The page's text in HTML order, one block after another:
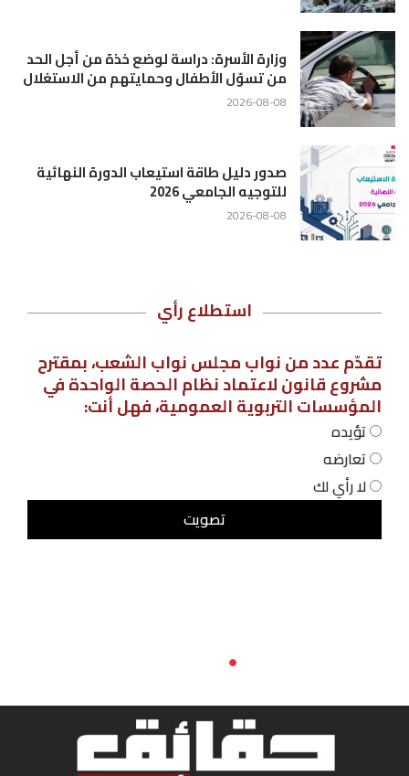
وزارة الأسرة: دراسة لوضع خذة من أجل الحد
من تسوّل الأطفال وحمايتهم من الاستغلال
2026-08-08
صدور دليل طاقة استيعاب الدورة النهائية
للتوجيه الجامعي 2026
2026-08-08
استطلاع رأي
تقدّم عدد من نواب مجلس نواب الشعب، بمقترح
مشروع قانون لاعتماد نظام الحصة الواحدة في
المؤسسات التربوية العمومية، فهل أنت:
تؤيده
تعارضه
لا رأي لك